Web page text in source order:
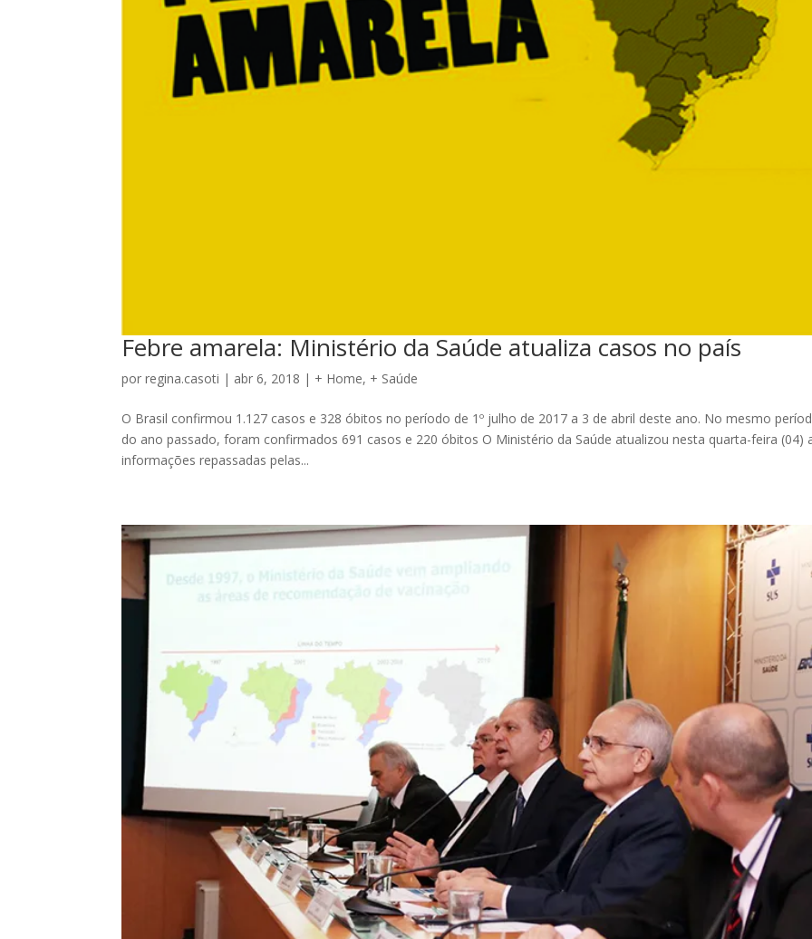
Febre amarela: Ministério da Saúde atualiza casos no país
porregina.casoti | abr 6, 2018 | + Home, + Saúde
O Brasil confirmou 1.127 casos e 328 óbitos no período de 1º julho de 2017 a 3 de abril deste ano. No mesmo
do ano passado, foram confirmados 691 casos e 220 óbitos O Ministério da Saúde atualizou nesta quarta-feira (04)
informações repassadas pelas...